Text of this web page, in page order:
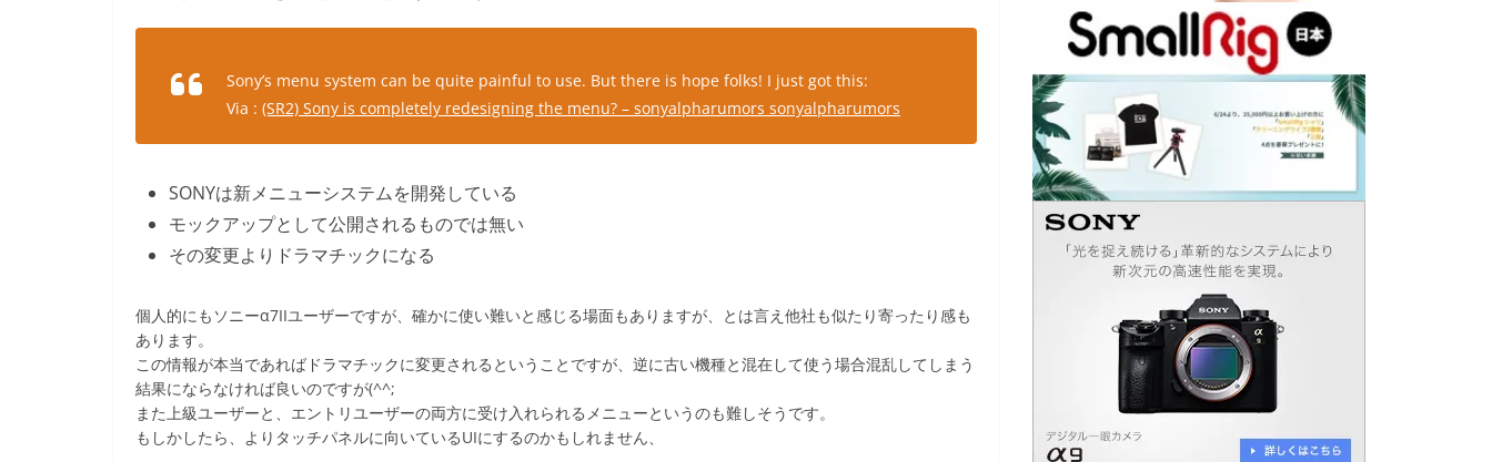
Sony’s menu system can be quite painful to use. But there is hope folks! I just got this:
Via : (SR2) Sony is completely redesigning the menu? – sonyalpharumors sonyalpharumors
SONYは新メニューシステムを開発している
モックアップとして公開されるものでは無い
その変更よりドラマチックになる
個人的にもソニーα7IIユーザーですが、確かに使い難いと感じる場面もありますが、とは言え他社も似たり寄ったり感も
あります。
この情報が本当であればドラマチックに変更されるということですが、逆に古い機種と混在して使う場合混乱してしまう
結果にならなければ良いのですが(^^;
また上級ユーザーと、エントリユーザーの両方に受け入れられるメニューというのも難しそうです。
もしかしたら、よりタッチパネルに向いているUIにするのかもしれません、